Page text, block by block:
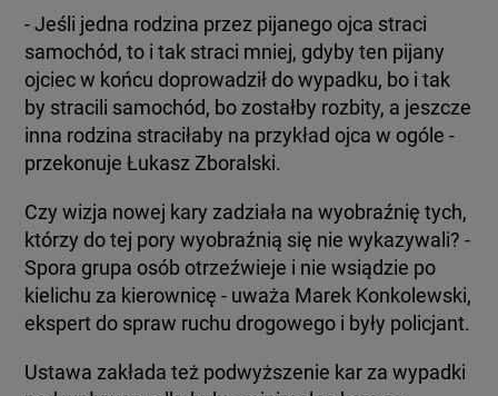
- Jeśli jedna rodzina przez pijanego ojca straci
samochód, to i tak straci mniej, gdyby ten pijany
ojciec w końcu doprowadził do wypadku, bo i tak
by stracili samochód, bo zostałby rozbity, a jeszcze
inna rodzina straciłaby na przykład ojca w ogóle -
przekonuje Łukasz Zboralski.
Czy wizja nowej kary zadziała na wyobraźnię tych,
którzy do tej pory wyobraźnią się nie wykazywali? -
Spora grupa osób otrzeźwieje i nie wsiądzie po
kielichu za kierownicę - uważa Marek Konkolewski,
ekspert do spraw ruchu drogowego i były policjant.
Ustawa zakłada też podwyższenie kar za wypadki